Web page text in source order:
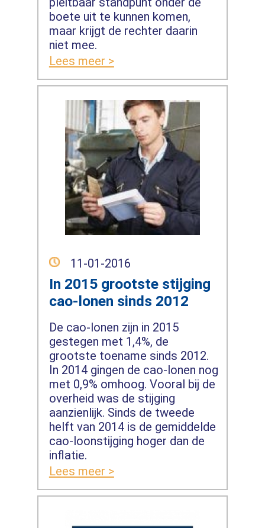
boete uit te kunnen komen,
maar krijgt de rechter daarin
niet mee.
Lees meer >
11-01-2016
In 2015 grootste stijging
cao-lonen sinds 2012
De cao-lonen zijn in 2015
gestegen met 1,4%, de
grootste toename sinds 2012.
In 2014 gingen de cao-lonen nog
met 0,9% omhoog. Vooral bij de
overheid was de stijging
aanzienlijk. Sinds de tweede
helft van 2014 is de gemiddelde
cao-loonstijging hoger dan de
inflatie.
Lees meer >